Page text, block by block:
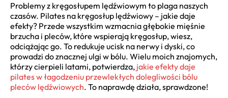
Problemy z kręgosłupem lędźwiowym to plaga naszych
czasów. Pilates na kręgosłup lędźwiowy – jakie daje
efekty? Przede wszystkim wzmacnia głębokie mięśnie
brzucha i pleców, które wspierają kręgosłup, wiesz,
odciążając go. To redukuje ucisk na nerwy i dyski, co
prowadzi do znacznej ulgi w bólu. Wielu moich znajomych,
którzy cierpieli latami, potwierdza, jakie efekty daje
pilates w łagodzeniu przewlekłych dolegliwości bólu
pleców lędźwiowych. To naprawdę działa, sprawdzone!